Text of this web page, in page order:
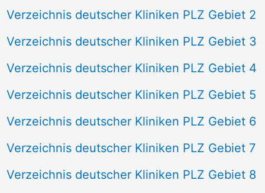
Verzeichnis deutscher Kliniken PLZ Gebiet 2
Verzeichnis deutscher Kliniken PLZ Gebiet 3
Verzeichnis deutscher Kliniken PLZ Gebiet 4
Verzeichnis deutscher Kliniken PLZ Gebiet 5
Verzeichnis deutscher Kliniken PLZ Gebiet 6
Verzeichnis deutscher Kliniken PLZ Gebiet 7
Verzeichnis deutscher Kliniken PLZ Gebiet 8